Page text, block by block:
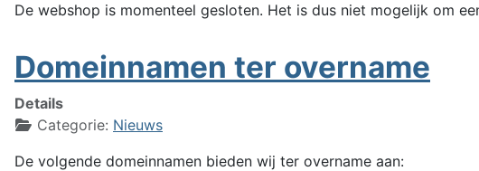
De webshop is momenteel gesloten. Het is dus niet mogelijk om
Domeinnamen ter overname
Details
Categorie: Nieuws
De volgende domeinnamen bieden wij ter overname aan: